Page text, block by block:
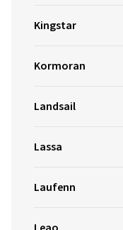
Kingstar
Kormoran
Landsail
Lassa
Laufenn